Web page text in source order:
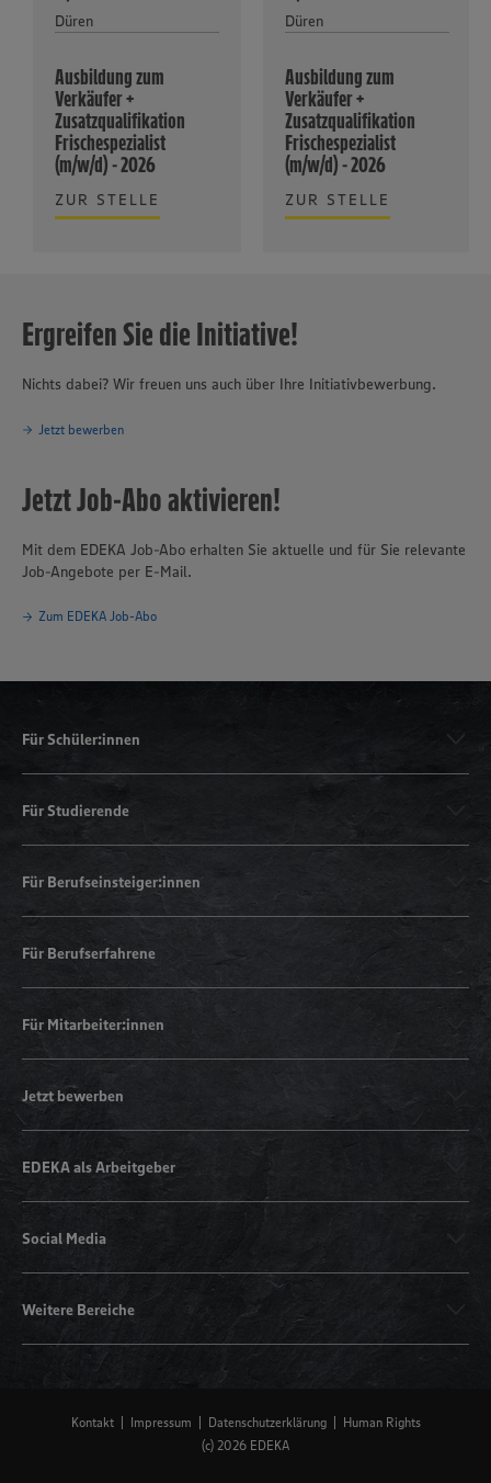
Düren
Ausbildung zum
Verkäufer +
Zusatzqualifikation
Frischespezialist
(m/w/d) - 2026
ZUR STELLE
Düren
Ausbildung zum
Verkäufer +
Zusatzqualifikation
Frischespezialist
(m/w/d) - 2026
ZUR STELLE
Ergreifen Sie die Initiative!
Nichts dabei? Wir freuen uns auch über Ihre Initiativbewerbung.
Jetzt bewerben
Jetzt Job-Abo aktivieren!
Mit dem EDEKA Job-Abo erhalten Sie aktuelle und für Sie relevante
Job-Angebote per E-Mail.
Zum EDEKA Job-Abo
Für Schüler:innen
Für Studierende
Für Berufseinsteiger:innen
Für Berufserfahrene
Für Mitarbeiter:innen
Jetzt bewerben
EDEKA als Arbeitgeber
Social Media
Weitere Bereiche
Kontakt Impressum Datenschutzerklärung
Human Rights
(c) 2026 EDEKA